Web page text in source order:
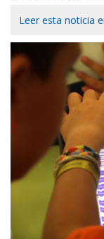
Leer esta noticia